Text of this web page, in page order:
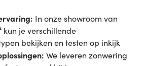
In onze showroom van
kun je verschillende
bekijken en testen op inkijk
We leveren zonwering